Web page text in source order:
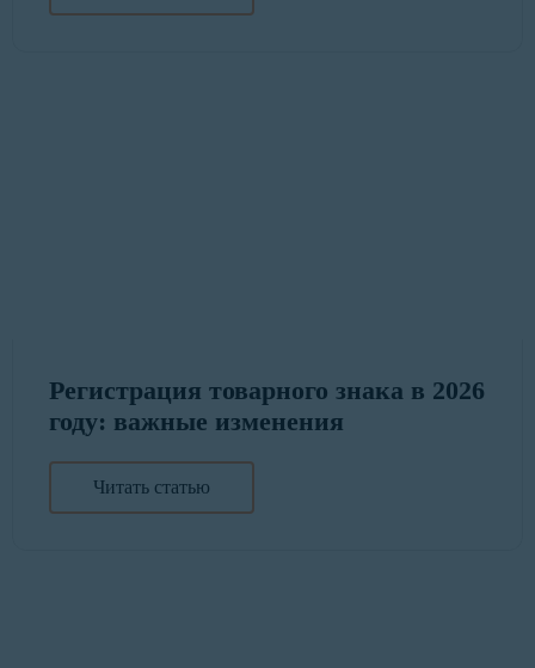
Регистрация товарного знака в 2026
году: важные изменения
Читать статью